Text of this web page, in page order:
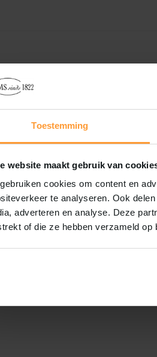
Toestemming
website maakt gebruik van
cookies om content en
te analyseren. Ook
adverteren en analyse. Deze
of die ze hebben verzameld
over dit product..